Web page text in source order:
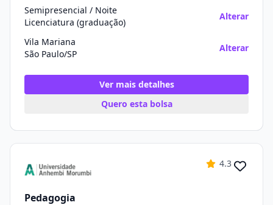
Semipresencial / Noite
Licenciatura (graduação)
Alterar
Vila Mariana
São Paulo/SP
Alterar
Ver mais detalhes
Quero esta bolsa
4.3
Pedagogia